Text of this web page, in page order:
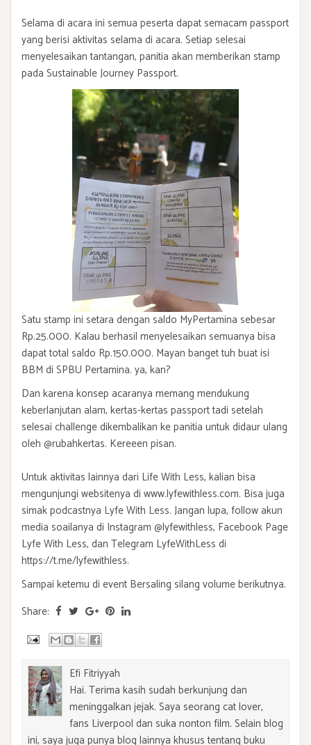
Selama di acara ini semua peserta dapat semacam passport
yang berisi aktivitas selama di acara. Setiap selesai
menyelesaikan tantangan, panitia akan memberikan stamp
pada Sustainable Journey Passport.
Satu stamp ini setara dengan saldo MyPertamina sebesar
Rp.25.000. Kalau berhasil menyelesaikan semuanya bisa
dapat total saldo Rp.150.000. Mayan banget tuh buat isi
BBM di SPBU Pertamina. ya, kan?
Dan karena konsep acaranya memang mendukung
keberlanjutan alam, kertas-kertas passport tadi setelah
selesai challenge dikembalikan ke panitia untuk didaur ulang
oleh @rubahkertas. Kereeen pisan.
Untuk aktivitas lainnya dari Life With Less, kalian bisa
mengunjungi websitenya di www.lyfewithless.com. Bisa juga
simak podcastnya Lyfe With Less. Jangan lupa, follow akun
media soailanya di Instagram @lyfewithless, Facebook Page
Lyfe With Less, dan Telegram LyfeWithLess di
https://t.me/lyfewithless.
Sampai ketemu di event Bersaling silang volume berikutnya.
Share:
Efi Fitriyyah
Hai. Terima kasih sudah berkunjung dan
meninggalkan jejak. Saya seorang cat lover,
fans Liverpool dan suka nonton film. Selain blog
ini, saya juga punya blog lainnya khusus tentang buku